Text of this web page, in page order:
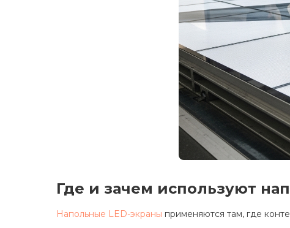
Напольные LED-экраны применяются там, где
Где и зачем используют